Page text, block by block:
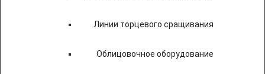
Линии торцевого сращивания
Облицовочное оборудование